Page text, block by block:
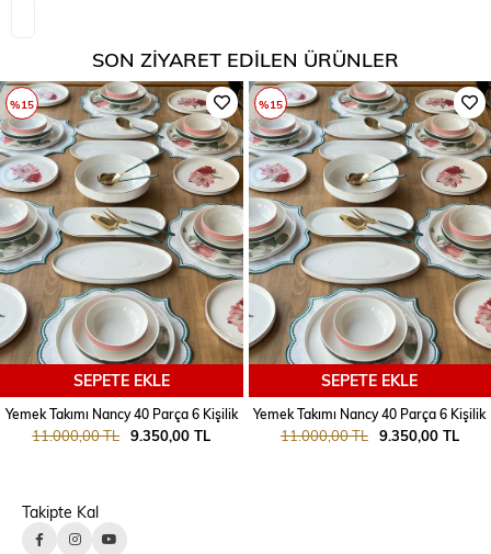
SON ZIYARET EDILEN ÜRÜNLER
SEPETE EKLE
Yemek Takımı Nancy 40 Parça 6 Kişilik
9.350,00 TL
11.000,00 TL
%15
SEPETE EKLE
Yemek Takımı Nancy 40 Parça 6 Kişilik
9.350,00 TL
11.000,00 TL
%15
Takipte Kal